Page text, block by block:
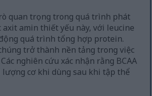
quan trọng trong quá trình phát
axit amin thiết yếu này, với leucine
quá trình tổng hợp protein.
trở thành nền tảng trong việc
nghiên cứu xác nhận rằng BCAA
cơ khi dùng sau khi tập thể